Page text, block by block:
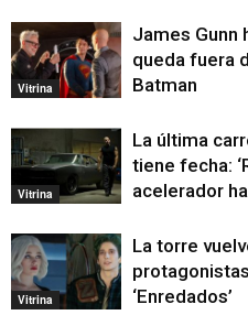
Vitrina
James Gunn
queda fuera
Batman
Vitrina
La última
tiene fecha:
acelerador
Vitrina
La torre
‘Enredados’